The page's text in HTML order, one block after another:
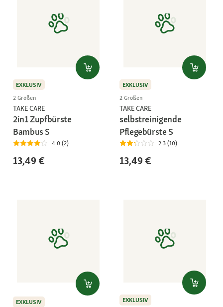
EXKLUSIV
2 Größen
TAKE CARE
2in1 Zupfbürste
Bambus S
4.0 (2)
13,49 €
EXKLUSIV
2 Größen
TAKE CARE
selbstreinigende
Pflegebürste S
2.3 (10)
13,49 €
EXKLUSIV
EXKLUSIV